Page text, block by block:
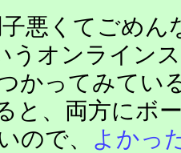
悪くてごめん
うオンライン
かってみてい
と、両方にボ
ので、
よかっ